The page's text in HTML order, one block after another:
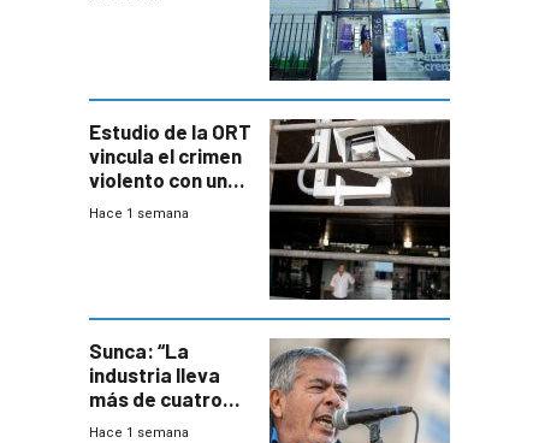
Estudio de la ORT
vincula el crimen
violento con una
menor creación
Hace 1 semana
Sunca: “La
industria lleva
más de cuatro
meses sin
Hace 1 semana